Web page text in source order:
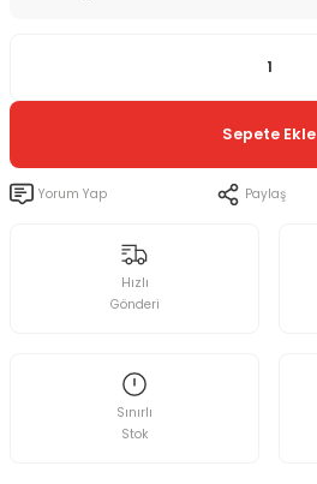
Sepete Ekle
Yorum Yap Paylaş
Hızlı
Gönderi
Sınırlı
Stok